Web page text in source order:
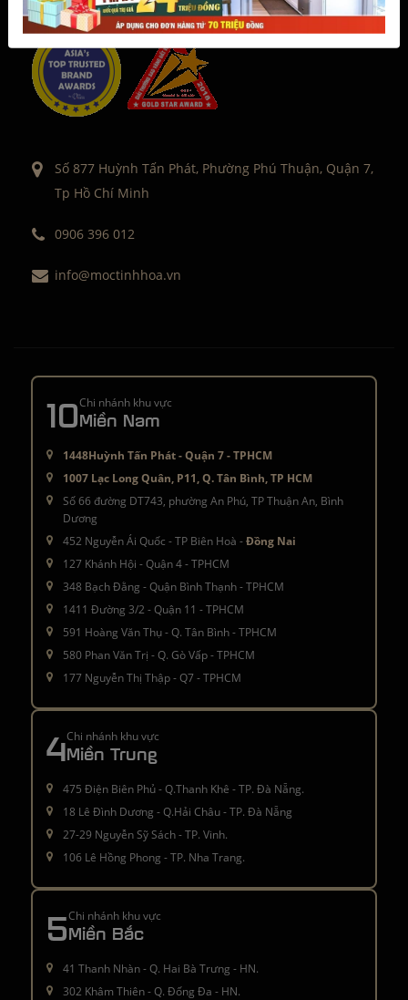
trúc sư nhiều kinh nghiệm.
Số 877 Huỳnh Tấn Phát, Phường Phú Thuận, Quận 7,
Tp Hồ Chí Minh
0906 396 012
info@moctinhhoa.vn
10Chi nhánh khu vực
Miền Nam
1448Huỳnh Tấn Phát - Quận 7 - TPHCM
1007 Lạc Long Quân, P11, Q. Tân Bình, TP HCM
Số 66 đường DT743, phường An Phú, TP Thuận An, Bình
Dương
452 Nguyễn Ái Quốc - TP Biên Hoà -Đồng Nai
127 Khánh Hội - Quận 4 - TPHCM
348 Bạch Đằng - Quận Bình Thạnh - TPHCM
1411 Đường 3/2 - Quận 11 - TPHCM
591 Hoàng Văn Thụ - Q. Tân Bình - TPHCM
580 Phan Văn Trị - Q. Gò Vấp - TPHCM
177 Nguyễn Thị Thập - Q7 - TPHCM
4Chi nhánh khu vực
Miền Trung
475 Điện Biên Phủ - Q.Thanh Khê - TP. Đà Nẵng.
18 Lê Đình Dương - Q.Hải Châu - TP. Đà Nẵng
27-29 Nguyễn Sỹ Sách - TP. Vinh.
106 Lê Hồng Phong - TP. Nha Trang.
5Chi nhánh khu vực
Miền Bắc
41 Thanh Nhàn - Q. Hai Bà Trưng - HN.
302 Khâm Thiên - Q. Đống Đa - HN.